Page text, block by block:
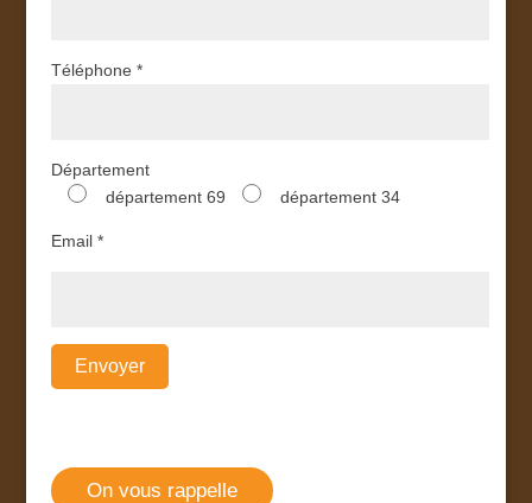
Téléphone *
Département
département 69
département 34
Email *
On vous rappelle